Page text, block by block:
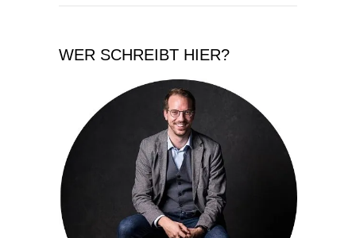
WER SCHREIBT HIER?